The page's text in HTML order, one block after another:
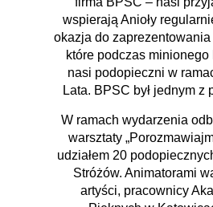
wspierają Anioły
okazja do
które podczas
nasi podopieczni w
Lata. BPSC był jednym z
W ramach wydarzenia
warsztaty
udziałem 20
Stróżów. Animatorami
artyści, pracownicy